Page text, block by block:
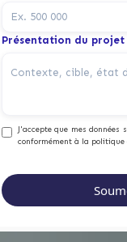
Présentation du
J'accepte que mes
conformément à la politique